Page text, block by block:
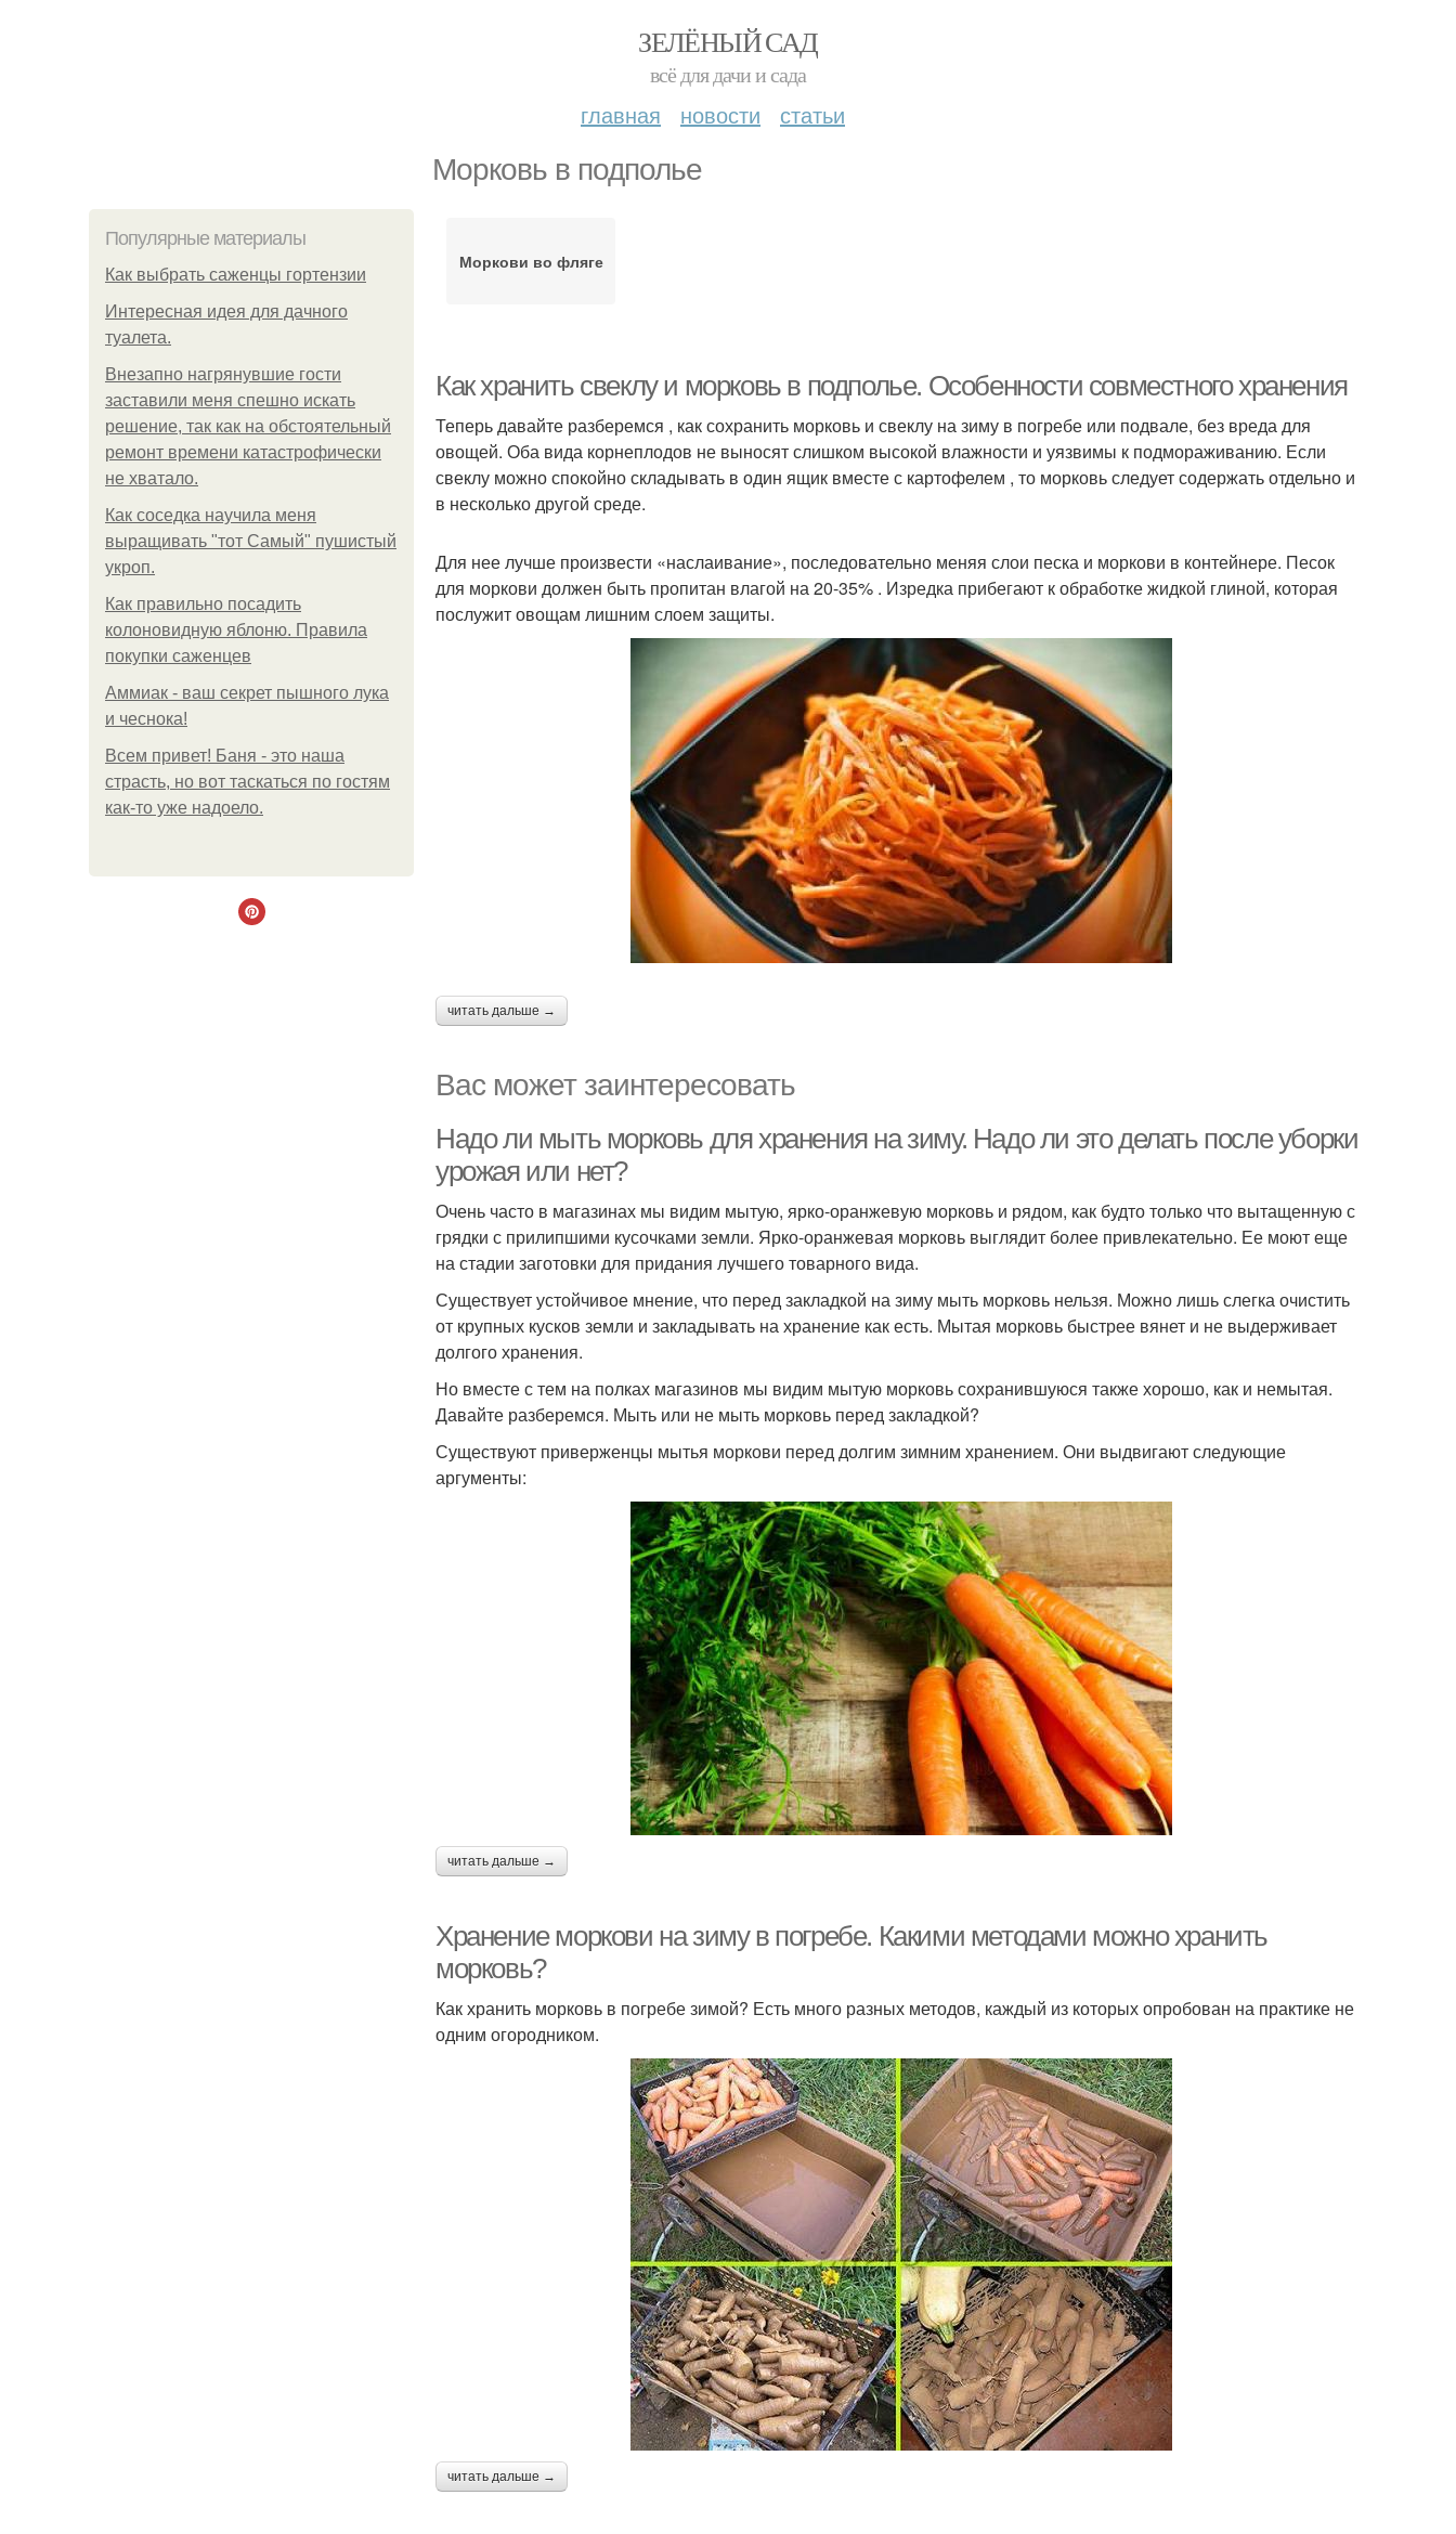
ЗЕЛЁНЫЙ САД
всё для дачи и сада
главная новости статьи
Морковь в подполье
Популярные материалы
Как выбрать саженцы гортензии
Интересная идея для дачного
туалета.
Внезапно нагрянувшие гости
заставили меня спешно искать
решение, так как на обстоятельный
ремонт времени катастрофически
не хватало.
Как соседка научила меня
выращивать "тот Самый" пушистый
укроп.
Как правильно посадить
колоновидную яблоню. Правила
покупки саженцев
Аммиак - ваш секрет пышного лука
и чеснока!
Всем привет! Баня - это наша
страсть, но вот таскаться по гостям
как-то уже надоело.
Моркови во фляге
Как хранить свеклу и морковь в подполье. Особенности совместного хранения
Теперь давайте разберемся , как сохранить морковь и свеклу на зиму в погребе или подвале, без вреда для
овощей. Оба вида корнеплодов не выносят слишком высокой влажности и уязвимы к подмораживанию. Если
свеклу можно спокойно складывать в один ящик вместе с картофелем , то морковь следует содержать отдельно и
в несколько другой среде.
Для нее лучше произвести «наслаивание», последовательно меняя слои песка и моркови в контейнере. Песок
для моркови должен быть пропитан влагой на 20-35% . Изредка прибегают к обработке жидкой глиной, которая
послужит овощам лишним слоем защиты.
читать дальше →
Вас может заинтересовать
Надо ли мыть морковь для хранения на зиму. Надо ли это делать после уборки
урожая или нет?
Очень часто в магазинах мы видим мытую, ярко-оранжевую морковь и рядом, как будто только что вытащенную с
грядки с прилипшими кусочками земли. Ярко-оранжевая морковь выглядит более привлекательно. Ее моют еще
на стадии заготовки для придания лучшего товарного вида.
Существует устойчивое мнение, что перед закладкой на зиму мыть морковь нельзя. Можно лишь слегка очистить
от крупных кусков земли и закладывать на хранение как есть. Мытая морковь быстрее вянет и не выдерживает
долгого хранения.
Но вместе с тем на полках магазинов мы видим мытую морковь сохранившуюся также хорошо, как и немытая.
Давайте разберемся. Мыть или не мыть морковь перед закладкой?
Существуют приверженцы мытья моркови перед долгим зимним хранением. Они выдвигают следующие
аргументы:
читать дальше →
Хранение моркови на зиму в погребе. Какими методами можно хранить
морковь?
Как хранить морковь в погребе зимой? Есть много разных методов, каждый из которых опробован на практике не
одним огородником.
читать дальше →